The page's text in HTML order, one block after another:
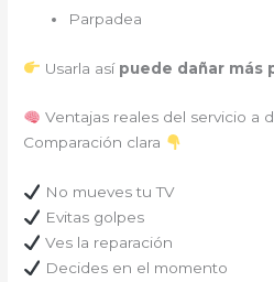
Parpadea
Usarla así puede dañar más
Ventajas reales del servicio a
Comparación clara
No mueves tu TV
Evitas golpes
Ves la reparación
Decides en el momento